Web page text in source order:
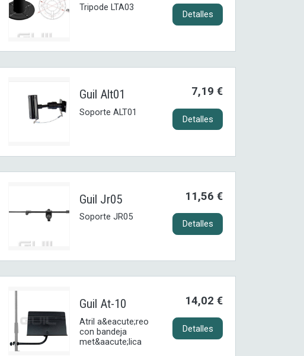
Tripode LTA03
Detalles
Guil Alt01
Soporte ALT01
7,19 €
Detalles
Guil Jr05
Soporte JR05
11,56 €
Detalles
Guil At-10
Atril a&eacute;reo
con bandeja
met&aacute;lica
14,02 €
Detalles